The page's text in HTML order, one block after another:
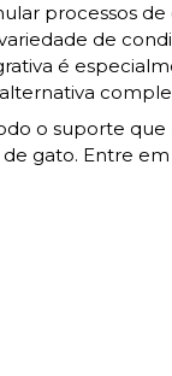
processos de
de
é
o suporte
gato. Entre